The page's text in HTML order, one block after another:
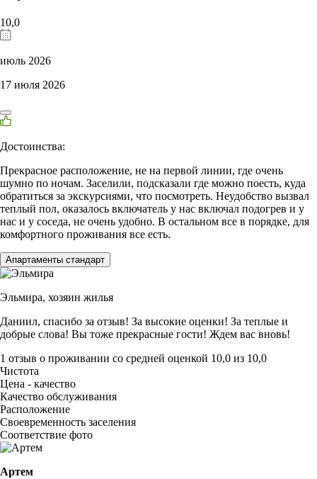
10,0
июль 2026
17 июля 2026
Достоинства:
Прекрасное расположение, не на первой линии, где очень
шумно по ночам. Заселили, подсказали где можно поесть, куда
обратиться за экскурсиями, что посмотреть. Неудобство вызвал
теплый пол, оказалось включатель у нас включал подогрев и у
нас и у соседа, не очень удобно. В остальном все в порядке, для
комфортного проживания все есть.
Апартаменты стандарт
Эльмира, хозяин жилья
Даниил, спасибо за отзыв! За высокие оценки! За теплые и
добрые слова! Вы тоже прекрасные гости! Ждем вас вновь!
1 отзыв о проживании со средней оценкой 10,0 из 10,0
Чистота
Цена - качество
Качество обслуживания
Расположение
Своевременность заселения
Соответствие фото
Артем